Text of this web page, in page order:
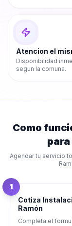
Atencion el
Disponibilidad
segun la comuna.
Como
para
Agendar tu servicio
1
Cotiza
Ramón
Completa el